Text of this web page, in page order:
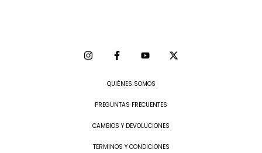
QUIÉNES SOMOS
PREGUNTAS FRECUENTES
CAMBIOS Y DEVOLUCIONES
TERMINOS Y CONDICIONES